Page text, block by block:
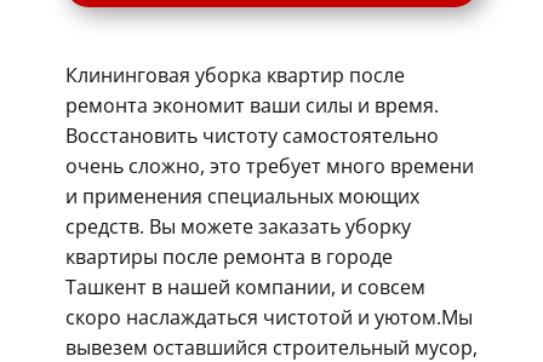
Клининговая уборка квартир после
ремонта экономит ваши силы и время.
Восстановить чистоту самостоятельно
очень сложно, это требует много времени
и применения специальных моющих
средств. Вы можете заказать уборку
квартиры после ремонта в городе
Ташкент в нашей компании, и совсем
скоро наслаждаться чистотой и уютом.Мы
вывезем оставшийся строительный мусор,